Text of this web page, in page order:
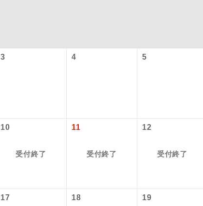
3 4 5
10
受付終了
11
受付終了
12
受付終了
17 18 19
添乗員同行
往路出発空港（駅）から
現地到着空港（駅）から
バスガイド乗務 バスガイドが乗務し、車